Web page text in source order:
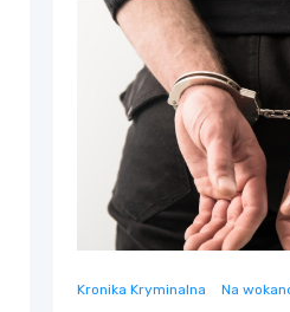
Kronika Kryminalna Na